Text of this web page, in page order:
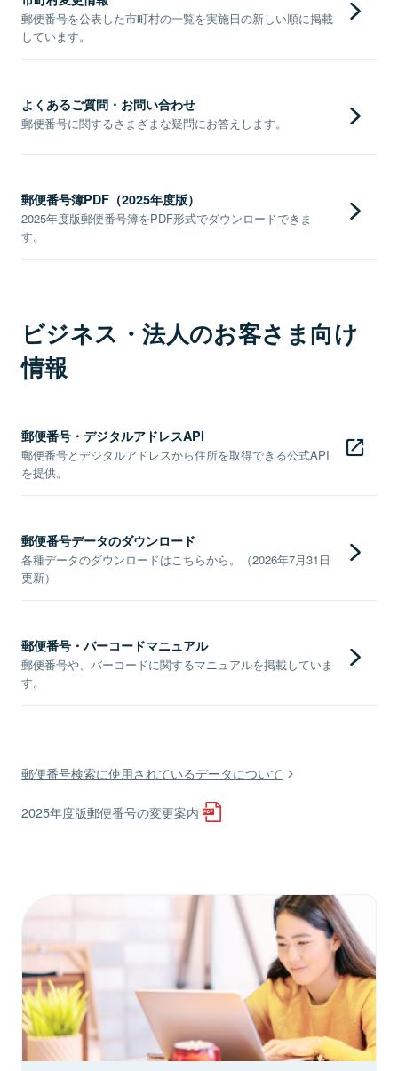
郵便番号を公表した市町村の一覧を実施日の新しい順に掲載
しています。
よくあるご質問・お問い合わせ
郵便番号に関するさまざまな疑問にお答えします。
郵便番号簿PDF（2025年度版）
2025年度版郵便番号簿をPDF形式でダウンロードできま
す。
ビジネス・法人のお客さま向け
情報
郵便番号・デジタルアドレスAPI
郵便番号とデジタルアドレスから住所を取得できる公式API
を提供。
郵便番号データのダウンロード
各種データのダウンロードはこちらから。（2026年7月31日
更新）
郵便番号・バーコードマニュアル
郵便番号や、バーコードに関するマニュアルを掲載していま
す。
郵便番号検索に使用されているデータについて
2025年度版郵便番号の変更案内